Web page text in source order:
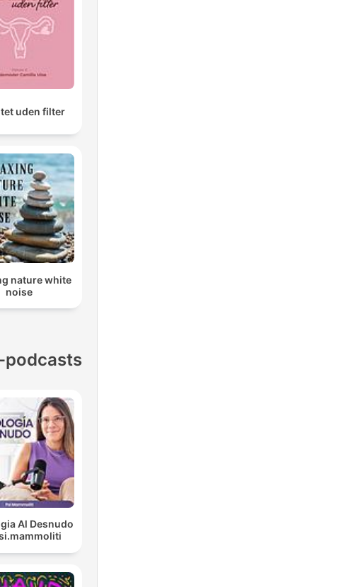
uden filter
nature white
noise
podcasts
Al Desnudo